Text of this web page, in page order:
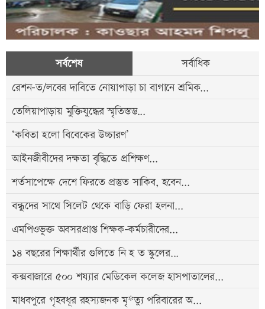
সর্বশেষ
সর্বাধিক
রেশন-ত/লবের দাবিতে নোয়াপাড়া চা বাগানে শ্রমিক...
তেলিয়াপাড়ায় মুক্তিযুদ্ধের স্মৃতিস্তম্ভ...
‘কবিতা হলো বিবেকের উচ্চারণ’
আইনজীবীদের দক্ষতা বৃদ্ধিতে প্রশিক্ষণ...
শর্তসাপেক্ষে দেশে ফিরতে প্রস্তুত সাকিব, হবেন...
বন্ধুদের সাথে সিলেট থেকে বাড়ি ফেরা হলনা...
এমপিওভুক্ত অবসরপ্রাপ্ত শিক্ষক-কর্মচারীদের...
১৪ বছরের শিক্ষার্থীর গুলিতে নি হ ত স্কুলের...
কক্সবাজারে ৫০০ শয্যার মেডিকেল কলেজ হাসপাতালের...
মাধবপুরে গৃহবধূর রহস্যজনক মৃ*ত্যু পরিবারের অ...